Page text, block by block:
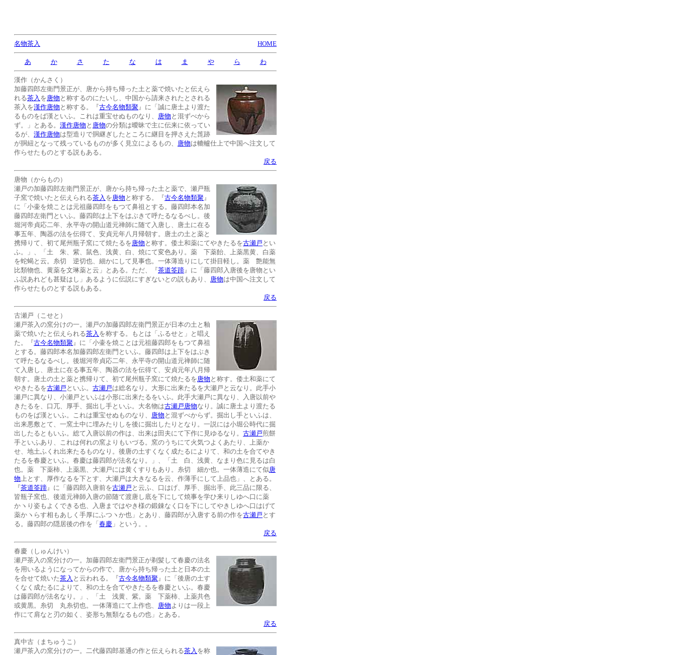
名物茶入 HOME
あ か さ た な は ま や ら わ
漢作（かんさく）
加藤四郎左衛門景正が、唐から持ち帰った土と薬で焼いたと伝えら
れる茶入 を唐物 と称するのにたいし、中国から請来されたとされる
茶入を漢作唐物 と称する。『古今名物類聚 』に「誠に唐土より渡た
るものをば漢といふ。これは重宝せぬものなり、 唐物 と混ずべから
ず。」とある。 漢作唐物 と 唐物の分類は曖昧で主に伝来に依ってい
るが、 漢作唐物は型造りで胴継ぎしたところに継目を押さえた箆跡
が胴紐となって残っているものが多く見立によるもの、 唐物は轆轤仕上で中国へ注文して
作らせたものとする説もある。
戻る
唐物（からもの）
瀬戸の加藤四郎左衛門景正が、唐から持ち帰った土と薬で、瀬戸瓶
子窯で焼いたと伝えられる茶入 を唐物 と称する。『古今名物類聚 』
に「小壷を焼ことは元祖藤四郎をもつて鼻祖とする。藤四郎本名加
藤四郎左衛門といふ。藤四郎は上下をはぶきて呼たるなるべし。後
堀河帝貞応二年、永平寺の開山道元禅師に随て入唐し、唐土に在る
事五年、陶器の法を伝得て、安貞元年八月帰朝す。唐土の土と薬と
携帰りて、初て尾州瓶子窯にて焼たるを唐物 と称す。倭土和薬にてやきたるを古瀬戸 とい
ふ。」、「土 朱、紫、鼠色、浅黄、白、焼にて変色あり。薬 下薬飴、上薬黒黄、白薬
を蛇蝎と云。糸切 逆切也、細かにして見事也。一体薄造りにして掛目軽し。薬 艶能無
比類物也、黄薬を文琳薬と云」とある。ただ、『茶道筌蹄』に「藤四郎入唐後を唐物とい
ふ説あれども甚疑はし」あるように伝説にすぎないとの説もあり、 唐物は中国へ注文して
作らせたものとする説もある。
戻る
古瀬戸（こせと）
瀬戸茶入の窯分けの一。瀬戸の加藤四郎左衛門景正が日本の土と釉
薬で焼いたと伝えられる茶入 を称する。もとは「ふるせと」と唱え
た。『古今名物類聚 』に「小壷を焼ことは元祖藤四郎をもつて鼻祖
とする。藤四郎本名加藤四郎左衛門といふ。藤四郎は上下をはぶき
て呼たるなるべし。後堀河帝貞応二年、永平寺の開山道元禅師に随
て入唐し、唐土に在る事五年、陶器の法を伝得て、安貞元年八月帰
朝す。唐土の土と薬と携帰りて、初て尾州瓶子窯にて焼たるを唐物 と称す。倭土和薬にて
やきたるを古瀬戸 といふ。 古瀬戸は総名なり。大形に出来たるを大瀬戸と云なり。此手小
瀬戸に異なり、小瀬戸といふは小形に出来たるをいふ。此手大瀬戸に異なり、入唐以前や
きたるを、口兀、厚手、掘出し手といふ。大名物は古瀬戸唐物なり。誠に唐土より渡たる
ものをば漢といふ。これは重宝せぬものなり、 唐物 と混ずべからず。掘出し手といふは、
出来悪敷とて、一窯土中に埋みたりしを後に掘出したりとなり。一説には小堀公時代に掘
出したるともいふ。総て入唐以前の作は、出来は田夫にて下作に見ゆるなり。 古瀬戸煎餅
手といふあり、これは何れの窯よりもいづる。窯のうちにて火気つよくあたり、上薬か
せ、地土ふくれ出来たるものなり。後唐の土すくなく成たるによりて、和の土を合てやき
たるを春慶といふ。春慶は藤四郎が法名なり。」、「土 白、浅黄、なまり色に見るは白
也。薬 下薬柿、上薬黒、大瀬戸には黄くすりもあり。糸切 細か也。一体薄造にて似唐
物上とす、厚作なるを下とす、大瀬戸は大きなるを云、作薄手にして上品也」、とある。
『茶道筌蹄』に「藤四郎入唐前を古瀬戸 と云ふ、口はげ、厚手、掘出手、此三品に限る、
皆瓶子窯也、後道元禅師入唐の節随て渡唐し底を下にして焼事を学ひ来りしゆへ口に薬
かヽり姿もよくできる也、入唐まではやき様の鍛錬なく口を下にしてやきしゆへ口はげて
薬かヽらす相もあしく手厚にふつヽか也」とあり、藤四郎が入唐する前の作を古瀬戸 とす
る。藤四郎の隠居後の作を「 春慶 」という。。
戻る
春慶（しゅんけい）
瀬戸茶入の窯分けの一。加藤四郎左衛門景正が剃髪して春慶の法名
を用いるようになってからの作で、唐から持ち帰った土と日本の土
を合せて焼いた茶入 と云われる。『古今名物類聚 』に「後唐の土す
くなく成たるによりて、和の土を合てやきたるを春慶といふ。春慶
は藤四郎が法名なり。」、「土 浅黄、紫。薬 下薬柿、上薬共色
或黄黒。糸切 丸糸切也。一体薄造にて上作也、 唐物よりは一段上
作にて肩なと刃の如く、姿形ち無類なるもの也」とある。
戻る
真中古（まちゅうこ）
瀬戸茶入の窯分けの一。二代藤四郎基通の作と伝えられる茶入 を称